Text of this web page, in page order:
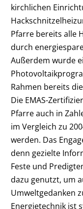
kirchlichen
Pfarre bereits alle
durch
Außerdem wurde
Rahmen bereits
Die EMAS-
Pfarre auch in
im Vergleich zu
werden. Das
denn gezielte
Feste und
dazu genutzt, um
Umweltgedanken
Energietechnik ist